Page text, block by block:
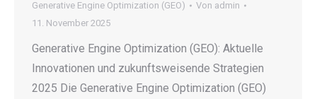
Generative Engine Optimization (GEO) Von admin
11. November 2025
Generative Engine Optimization (GEO): Aktuelle
Innovationen und zukunftsweisende Strategien
2025 Die Generative Engine Optimization (GEO)